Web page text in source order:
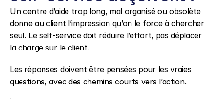
Un centre d’aide trop long, mal organisé ou obsolète
donne au client l’impression qu’on le force à chercher
seul. Le self-service doit réduire l’effort, pas déplacer
la charge sur le client.
Les réponses doivent être pensées pour les vraies
questions, avec des chemins courts vers l’action.